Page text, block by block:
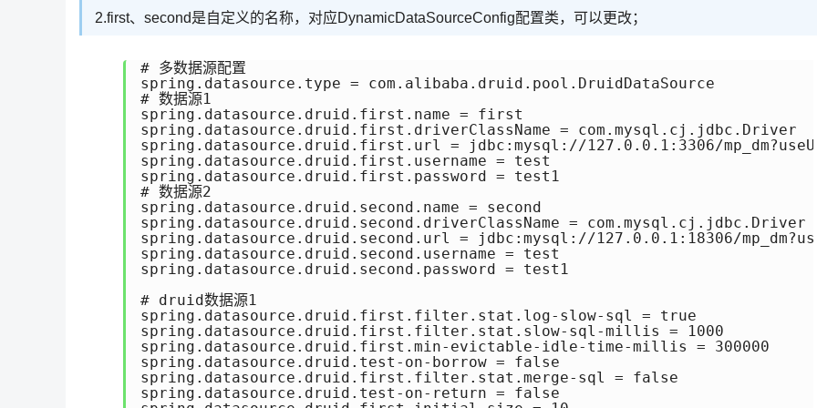
2.first、second是自定义的名称，对应DynamicDataSourceConfig配置类，可以更改；
# 多数据源配置
spring.datasource.type = com.alibaba.druid.pool.DruidDataSource
# 数据源1
spring.datasource.druid.first.name = first
spring.datasource.druid.first.driverClassName = com.mysql.cj.jdbc.Driver
spring.datasource.druid.first.url = jdbc:mysql://127.0.0.1:3306/
spring.datasource.druid.first.username = test
spring.datasource.druid.first.password = test1
# 数据源2
spring.datasource.druid.second.name = second
spring.datasource.druid.second.driverClassName = com.mysql.cj.jdbc.Driver
spring.datasource.druid.second.url = jdbc:mysql://127.0.0.1:18306/
spring.datasource.druid.second.username = test
spring.datasource.druid.second.password = test1
# druid数据源1
spring.datasource.druid.first.filter.stat.log-slow-sql = true
spring.datasource.druid.first.filter.stat.slow-sql-millis = 1000
spring.datasource.druid.first.min-evictable-idle-time-millis = 300000
spring.datasource.druid.test-on-borrow = false
spring.datasource.druid.first.filter.stat.merge-sql = false
spring.datasource.druid.test-on-return = false